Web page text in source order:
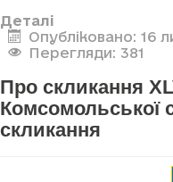
Деталі
Опубліковано: 16
Перегляди: 381
Про скликання
Комсомольської
скликання